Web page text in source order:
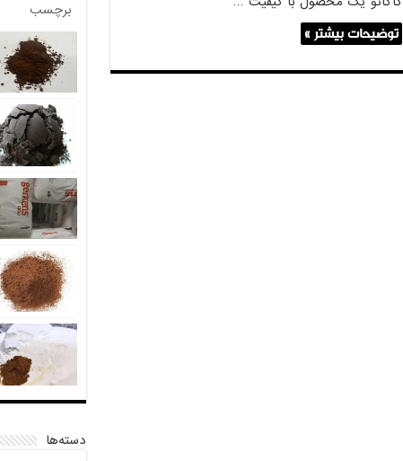
توضیحات بیشتر »
برچسب
دسته‌ها